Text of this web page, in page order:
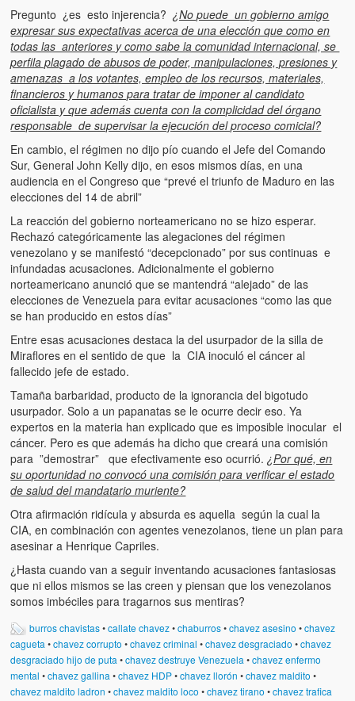
Pregunto ¿es esto injerencia?¿No puede un gobierno amigo
expresar sus expectativas acerca de una elección que como en
todas las anteriores y como sabe la comunidad internacional, se
perfila plagado de abusos de poder, manipulaciones, presiones y
amenazas a los votantes, empleo de los recursos, materiales,
financieros y humanos para tratar de imponer al candidato
oficialista y que además cuenta con la complicidad del órgano
responsable de supervisar la ejecución del proceso comicial?
En cambio, el régimen no dijo pío cuando el Jefe del Comando
Sur, General John Kelly dijo, en esos mismos días, en una
audiencia en el Congreso que “prevé el triunfo de Maduro en las
elecciones del 14 de abril”
La reacción del gobierno norteamericano no se hizo esperar.
Rechazó categóricamente las alegaciones del régimen
venezolano y se manifestó “decepcionado” por sus continuas e
infundadas acusaciones. Adicionalmente el gobierno
norteamericano anunció que se mantendrá “alejado” de las
elecciones de Venezuela para evitar acusaciones “como las que
se han producido en estos días”
Entre esas acusaciones destaca la del usurpador de la silla de
Miraflores en el sentido de que la CIA inoculó el cáncer al
fallecido jefe de estado.
Tamaña barbaridad, producto de la ignorancia del bigotudo
usurpador. Solo a un papanatas se le ocurre decir eso. Ya
expertos en la materia han explicado que es imposible inocular el
cáncer. Pero es que además ha dicho que creará una comisión
para ”demostrar” que efectivamente eso ocurrió.¿Por qué, en
su oportunidad no convocó una comisión para verificar el estado
de salud del mandatario muriente?
Otra afirmación ridícula y absurda es aquella según la cual la
CIA, en combinación con agentes venezolanos, tiene un plan para
asesinar a Henrique Capriles.
¿Hasta cuando van a seguir inventando acusaciones fantasiosas
que ni ellos mismos se las creen y piensan que los venezolanos
somos imbéciles para tragarnos sus mentiras?
burros chavistas•callate chavez•chaburros•chavez asesino •chavez
cagueta •chavez corrupto •chavez criminal •chavez desgraciado •chavez
desgraciado hijo de puta •chavez destruye Venezuela •chavez enfermo
mental •chavez gallina •chavez HDP•chavez llorón •chavez maldito •
chavez maldito ladron •chavez maldito loco •chavez tirano •chavez trafica